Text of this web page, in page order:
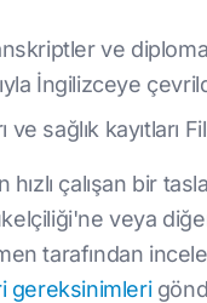
ve
İngilizceye
ve sağlık
çalışan bir
veya
tarafından
gereksinimleri